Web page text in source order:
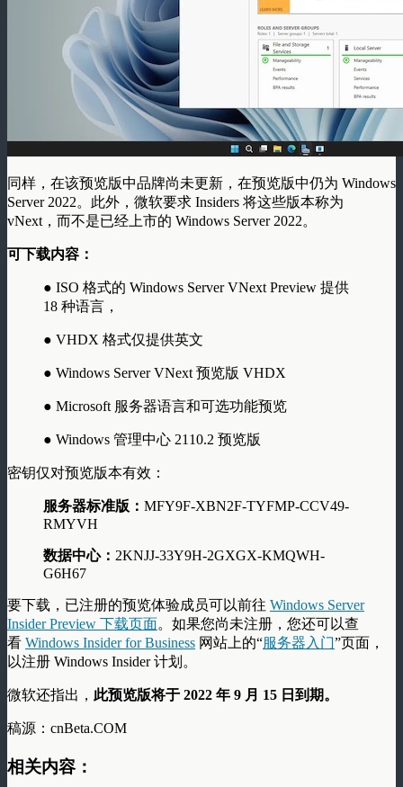
同样，在该预览版中品牌尚未更新，在预览版中仍为 Windows
Server 2022。此外，微软要求 Insiders 将这些版本称为
vNext，而不是已经上市的 Windows Server 2022。
可下载内容：
● ISO 格式的 Windows Server VNext Preview 提供
18 种语言，
● VHDX 格式仅提供英文
● Windows Server VNext 预览版 VHDX
● Microsoft 服务器语言和可选功能预览
● Windows 管理中心 2110.2 预览版
密钥仅对预览版本有效：
服务器标准版： MFY9F-XBN2F-TYFMP-CCV49-
RMYVH
数据中心： 2KNJJ-33Y9H-2GXGX-KMQWH-
G6H67
要下载，已注册的预览体验成员可以前往 Windows Server
Insider Preview 下载页面。如果您尚未注册，您还可以查
看 Windows Insider for Business 网站上的“服务器入门”页面，
以注册 Windows Insider 计划。
微软还指出， 此预览版将于 2022 年 9 月 15 日到期。
稿源：cnBeta.COM
相关内容：